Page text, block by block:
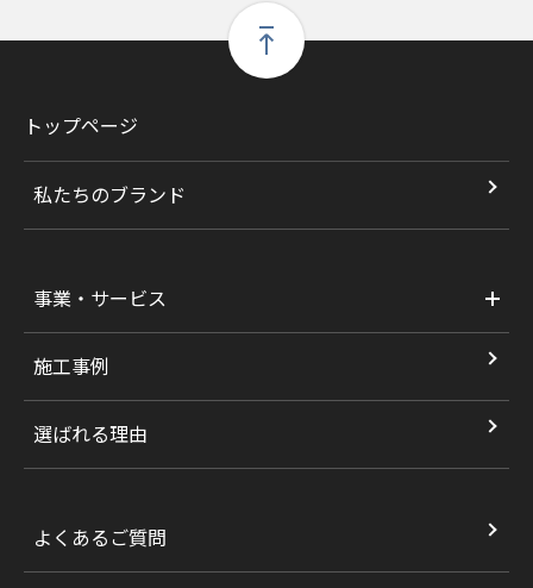
トップページ
私たちのブランド
事業・サービス
施工事例
選ばれる理由
よくあるご質問